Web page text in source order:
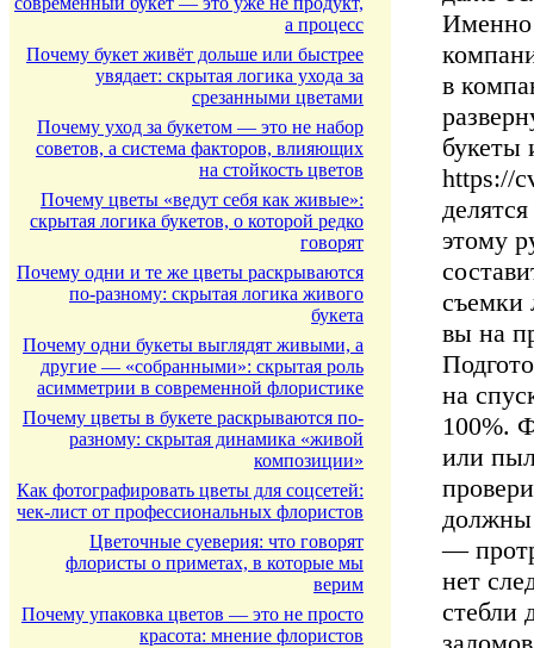
а процесс
Почему букет живёт дольше или быстрее
увядает: скрытая логика ухода за
срезанными цветами
Почему уход за букетом — это не набор
советов, а система факторов, влияющих
на стойкость цветов
Почему цветы «ведут себя как живые»:
скрытая логика букетов, о которой редко
говорят
Почему одни и те же цветы раскрываются
по-разному: скрытая логика живого
букета
Почему одни букеты выглядят живыми, а
другие — «собранными»: скрытая роль
асимметрии в современной флористике
Почему цветы в букете раскрываются по-
разному: скрытая динамика «живой
композиции»
Как фотографировать цветы для соцсетей:
чек-лист от профессиональных флористов
Цветочные суеверия: что говорят
флористы о приметах, в которые мы
верим
Почему упаковка цветов — это не просто
красота: мнение флористов
Именно
в
букеты
https://
этому
съемки
вы на
на
100%.
или
должны
—
нет
стебли